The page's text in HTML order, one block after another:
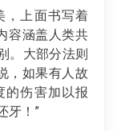
，上面书写着
容涵盖人类共
。大部分法则
，如果有人故
的伤害加以报
牙！”